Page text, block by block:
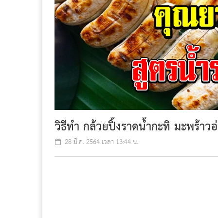
วิธีทำ กล้วยปิ้งราดน้ำกะทิ มะพร้าว
28 มี.ค. 2564 เวลา 13:44 น.